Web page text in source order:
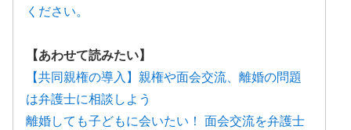
ください。
【あわせて読みたい】
【共同親権の導入】親権や面会交流、離婚の問題
は弁護士に相談しよう
離婚しても子どもに会いたい！ 面会交流を弁護士